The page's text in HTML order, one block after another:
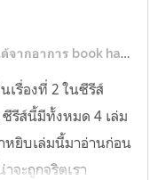
หลังอ่านสารพัน MM Romance
เรื่องที่ 2 ในซีรีส์
ซีรีส์นี้มีทั้งหมด 4 เล่ม
หยิบเล่มนี้มาอ่านก่อน
จะถูกจริตเรา